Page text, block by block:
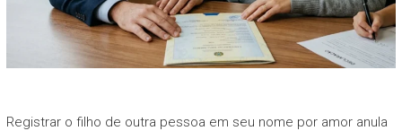
Registrar o filho de outra pessoa em seu nome por amor anula